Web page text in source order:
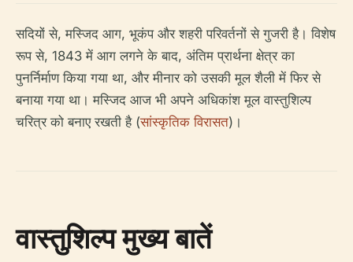
सदियों से, मस्जिद आग, भूकंप और शहरी परिवर्तनों से गुजरी है। विशेष
रूप से, 1843 में आग लगने के बाद, अंतिम प्रार्थना क्षेत्र का
पुनर्निर्माण किया गया था, और मीनार को उसकी मूल शैली में फिर से
बनाया गया था। मस्जिद आज भी अपने अधिकांश मूल वास्तुशिल्प
चरित्र को बनाए रखती है (सांस्कृतिक विरासत)।
वास्तुशिल्प मुख्य बातें